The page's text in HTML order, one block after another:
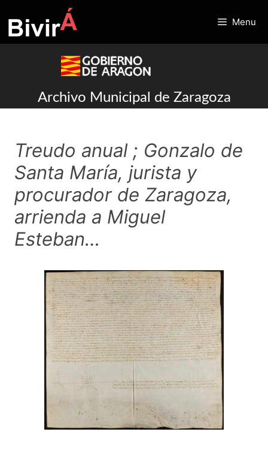
to
content
Menu
Archivo Municipal de Zaragoza
Treudo anual ; Gonzalo de
Santa María, jurista y
procurador de Zaragoza,
arrienda a Miguel
Esteban…